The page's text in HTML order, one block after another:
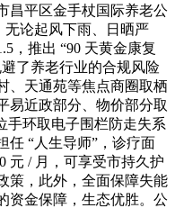
昌平区金手杖国际养老公
无论起风下雨、日晒严
，推出 “90 天黄金康复
了养老行业的合规风险
、天通苑等焦点商圈取栖
易近政部分、物价部分取
手环取电子围栏防走失系
任 “人生导师”，诊疗面
元 / 月，可享受市持久护
策，此外，全面保障失能
资金保障，生态优胜。公